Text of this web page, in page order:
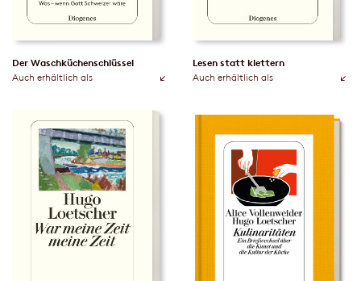
Der Waschküchenschlüssel
Auch erhältlich als
Lesen statt klettern
Auch erhältlich als